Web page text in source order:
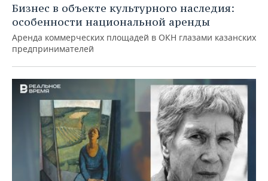
Бизнес в объекте культурного наследия:
особенности национальной аренды
Аренда коммерческих площадей в ОКН глазами казанских
предпринимателей